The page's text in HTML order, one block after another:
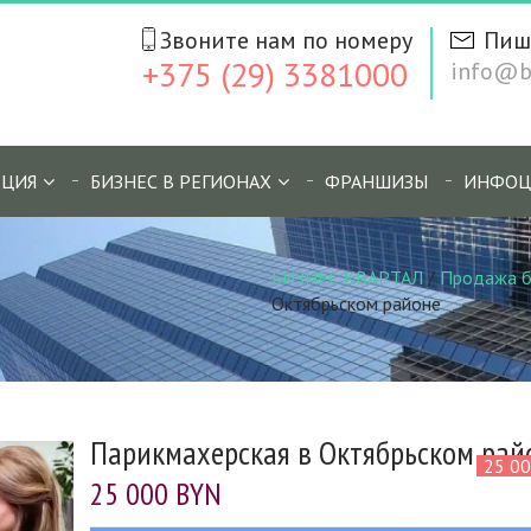
Звоните нам по номеру
+375 (29) 3381000
БИЗНЕС В РЕГИОНАХ ФРАНШИЗЫ
БИЗНЕС КВАРТАЛ / Продажа
Октябрьском районе
25
Парикмахерская в Октябрьском
25 000 BYN